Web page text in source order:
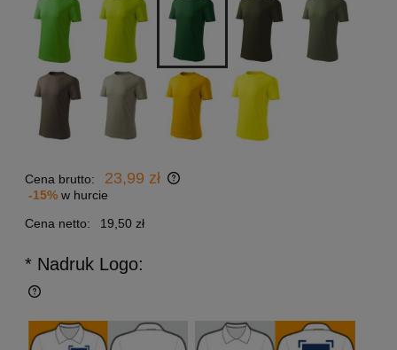
Cena brutto: 23,99 zł
-15% w hurcie
Cena netto:
19,50 zł
* Nadruk Logo: